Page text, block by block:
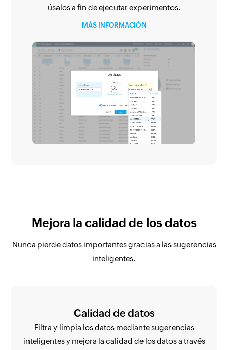
úsalos a fin de ejecutar experimentos.
MÁS INFORMACIÓN
Mejora la calidad de los datos
Nunca pierde datos importantes gracias a las sugerencias
inteligentes.
Calidad de datos
Filtra y limpia los datos mediante sugerencias
inteligentes y mejora la calidad de los datos a través